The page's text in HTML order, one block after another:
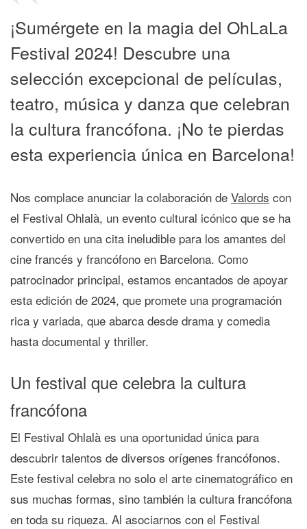
¡Sumérgete en la magia del OhLaLa
Festival 2024! Descubre una
selección excepcional de películas,
teatro, música y danza que celebran
la cultura francófona. ¡No te pierdas
esta experiencia única en Barcelona!
Nos complace anunciar la colaboración de Valords con
el Festival Ohlalà, un evento cultural icónico que se ha
convertido en una cita ineludible para los amantes del
cine francés y francófono en Barcelona. Como
patrocinador principal, estamos encantados de apoyar
esta edición de 2024, que promete una programación
rica y variada, que abarca desde drama y comedia
hasta documental y thriller.
Un festival que celebra la cultura
francófona
El Festival Ohlalà es una oportunidad única para
descubrir talentos de diversos orígenes francófonos.
Este festival celebra no solo el arte cinematográfico en
sus muchas formas, sino también la cultura francófona
en toda su riqueza. Al asociarnos con el Festival